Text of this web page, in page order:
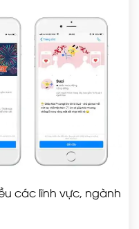
các lĩnh vực, ngành